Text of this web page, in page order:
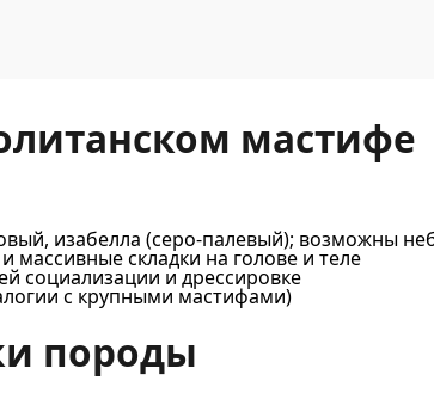
мастифе
изабелла (серо-палевый); возможны
складки на голове и теле
социализации и дрессировке
с крупными мастифами)
породы